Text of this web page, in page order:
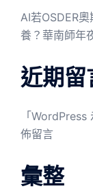
AI若OSDER
養？華南師年
近期留
「 WordPress
佈留言
彙整